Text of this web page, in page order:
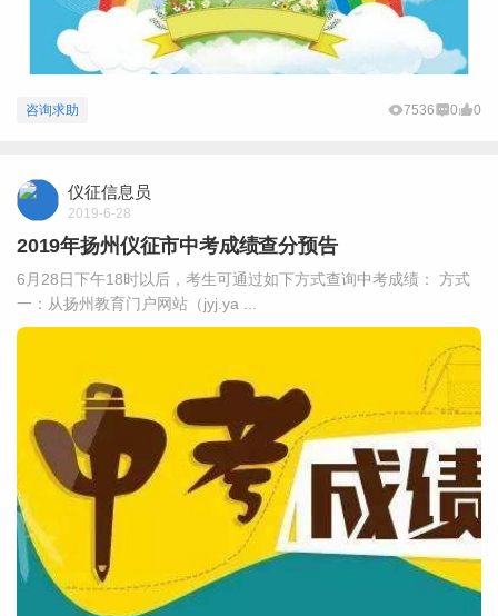
咨询求助 7536 0 0
仪征信息员
2019-6-28
2019年扬州仪征市中考成绩查分预告
6月28日下午18时以后，考生可通过如下方式查询中考成绩： 方式
一：从扬州教育门户网站（jyj.ya ...